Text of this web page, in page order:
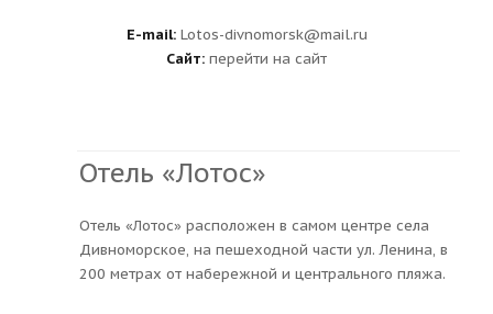
E-mail:Lotos-divnomorsk@mail.ru
Сайт: перейти на сайт
Отель «Лотос»
Отель «Лотос» расположен в самом центре села
Дивноморское, на пешеходной части ул. Ленина, в
200 метрах от набережной и центрального пляжа.